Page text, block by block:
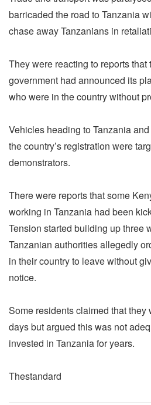
barricaded the road to Tanzania
chase away Tanzanians in
They were reacting to reports that
government had announced its
who were in the country without
Vehicles heading to Tanzania
the country’s registration were
demonstrators.
There were reports that some
working in Tanzania had been
Tension started building up three
Tanzanian authorities allegedly
in their country to leave without
notice.
Some residents claimed that they
days but argued this was not
invested in Tanzania for years.
Thestandard